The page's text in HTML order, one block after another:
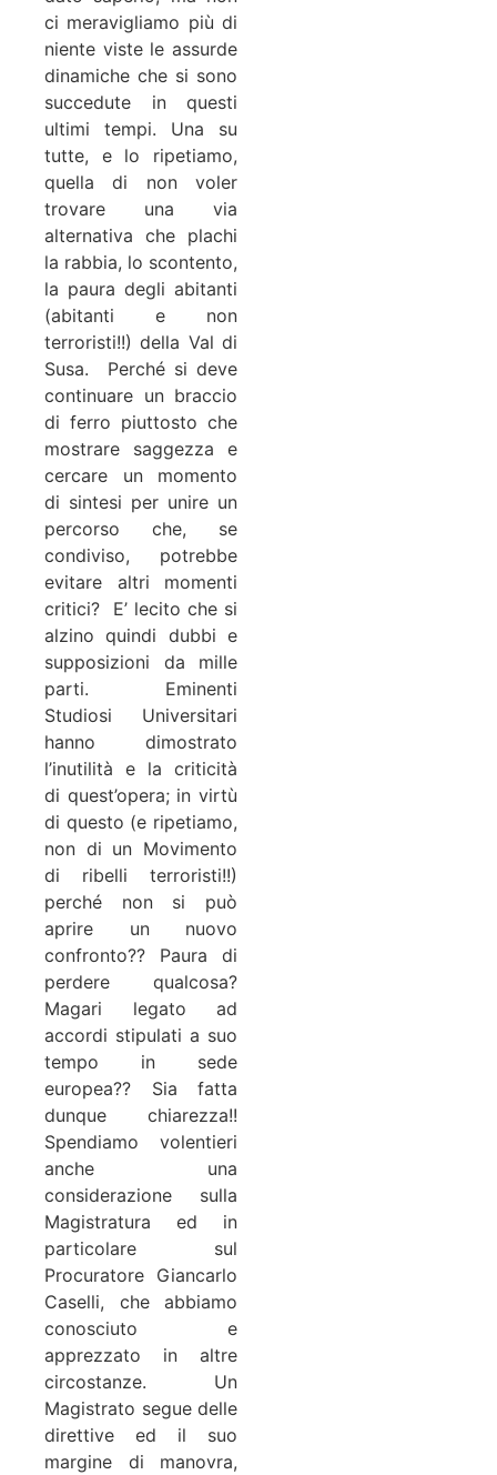
ci meravigliamo più di
niente viste le assurde
dinamiche che si sono
succedute in questi
ultimi tempi. Una su
tutte, e lo ripetiamo,
quella di non voler
trovare una via
alternativa che plachi
la rabbia, lo scontento,
la paura degli abitanti
(abitanti e non
terroristi!!) della Val di
Susa. Perché si deve
continuare un braccio
di ferro piuttosto che
mostrare saggezza e
cercare un momento
di sintesi per unire un
percorso che, se
condiviso, potrebbe
evitare altri momenti
critici? E’ lecito che si
alzino quindi dubbi e
supposizioni da mille
parti. Eminenti
Studiosi Universitari
hanno dimostrato
l’inutilità e la criticità
di quest’opera; in virtù
di questo (e ripetiamo,
non di un Movimento
di ribelli terroristi!!)
perché non si può
aprire un nuovo
confronto?? Paura di
perdere qualcosa?
Magari legato ad
accordi stipulati a suo
tempo in sede
europea?? Sia fatta
dunque chiarezza!!
Spendiamo volentieri
anche una
considerazione sulla
Magistratura ed in
particolare sul
Procuratore Giancarlo
Caselli, che abbiamo
conosciuto e
apprezzato in altre
circostanze. Un
Magistrato segue delle
direttive ed il suo
margine di manovra,